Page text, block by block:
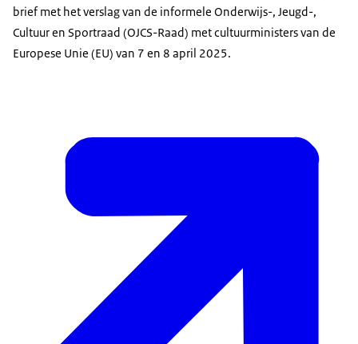
brief met het verslag van de informele Onderwijs-, Jeugd-,
Cultuur en Sportraad (OJCS-Raad) met cultuurministers van de
Europese Unie (EU) van 7 en 8 april 2025.